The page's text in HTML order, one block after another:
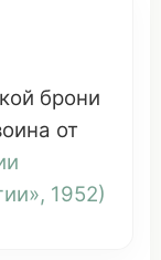
брони
от
», 1952)